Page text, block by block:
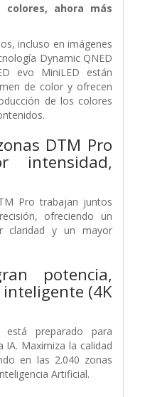
colores, ahora más
incluso en imágenes
Dynamic QNED
evo MiniLED están
de color y ofrecen
de los colores
DTM Pro
intensidad,
Pro trabajan juntos
ofreciendo un
claridad y un mayor
potencia,
(4K
preparado para
IA. Maximiza la calidad
en las 2.040 zonas
Artificial.